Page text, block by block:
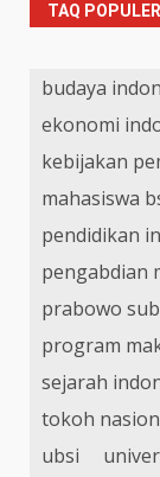
TAQ POPULER
budaya
ekonomi
kebijakan
mahasiswa
pendidikan
pengabdian
prabowo
program
sejarah
tokoh
ubsi